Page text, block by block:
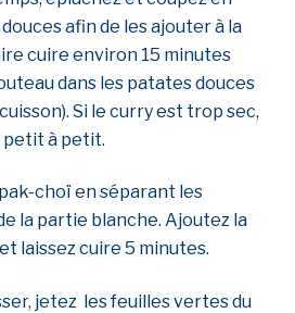
afin de les ajouter à la
cuire environ 15 minutes
dans les patates douces
Si le curry est trop sec,
petit à petit.
pak-choï en séparant les
la partie blanche. Ajoutez la
laissez cuire 5 minutes.
jetez les feuilles vertes du